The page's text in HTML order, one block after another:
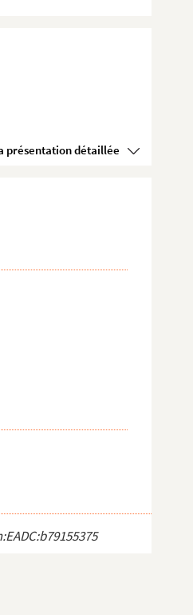
Voir la présentation détaillée